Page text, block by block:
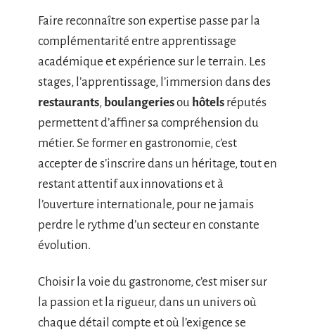
Faire reconnaître son expertise passe par la
complémentarité entre apprentissage
académique et expérience sur le terrain. Les
stages, l’apprentissage, l’immersion dans des
restaurants, boulangeriesou hôtels réputés
permettent d’affiner sa compréhension du
métier. Se former en gastronomie, c’est
accepter de s’inscrire dans un héritage, tout en
restant attentif aux innovations et à
l’ouverture internationale, pour ne jamais
perdre le rythme d’un secteur en constante
évolution.
Choisir la voie du gastronome, c’est miser sur
la passion et la rigueur, dans un univers où
chaque détail compte et où l’exigence se